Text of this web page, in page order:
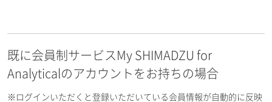
お名前フリガナ（名）
既に会員制サービスMy SHIMADZU for
Analyticalのアカウントをお持ちの場合
※ログインいただくと登録いただいている会員情報が自動的に反映